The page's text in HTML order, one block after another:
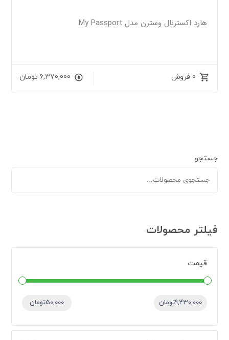
هارد اکسترنال وسترن مدل My Passport
0 فروش 6,370,000 تومان
جستجو
فیلتر محصولات
قیمت
قیمت:50,000تومان 9,430,000تومان